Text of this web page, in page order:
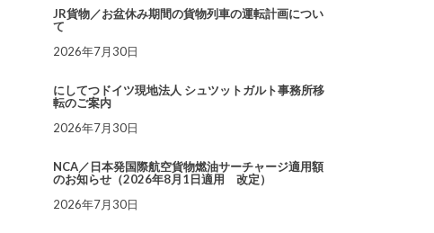
JR貨物／お盆休み期間の貨物列車の運転計画につい
て
2026年7月30日
にしてつドイツ現地法人 シュツットガルト事務所移
転のご案内
2026年7月30日
NCA／日本発国際航空貨物燃油サーチャージ適用額
のお知らせ（2026年8月1日適用 改定）
2026年7月30日